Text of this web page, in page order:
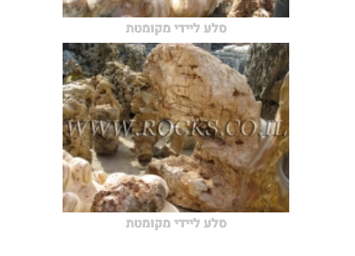
סלע ליידי מקומטת
סלע ליידי מקומטת